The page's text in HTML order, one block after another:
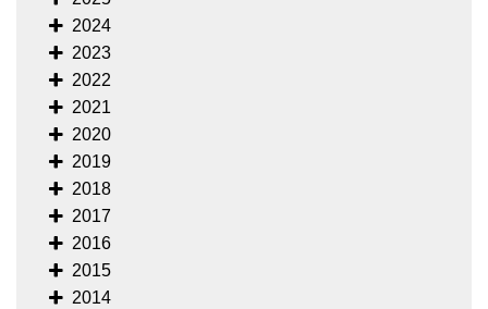
2024
2023
2022
2021
2020
2019
2018
2017
2016
2015
2014